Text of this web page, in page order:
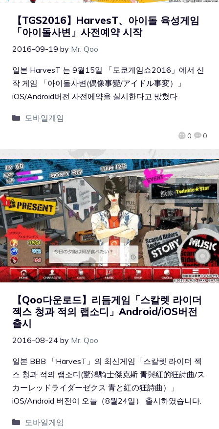
【TGS2016】HarvesT、아이돌 육성게임
「아이돌사변」사전예약 시작
2016-09-19 by Mr. Qoo
0 0
일본 HarvesT 는 9월15일 「도쿄게임쇼2016」에서 신
작 게임 「아이돌사변(偶像事變/アイドル事変）」
iOS/Android버전 사전에약을 실시한다고 밠혔다.
모바일게임
【Qoo다운로드】리듬게임「스칼렛 라이더
젝스 청과 적의 랩소디」Android/iOS버전
출시
2016-08-24 by Mr. Qoo
일본 BBB 「HarvesT」의 최신게임「스칼렛 라이더 젝
스 청과 적의 랩소디(驚鴻騎士傑克斯 青與紅的狂詩曲/ス
カーレッドライダーゼクス 青と紅の狂詩曲）」
iOS/Android 버전이 오늘（8월24일） 출시하였습니다.
모바일게임